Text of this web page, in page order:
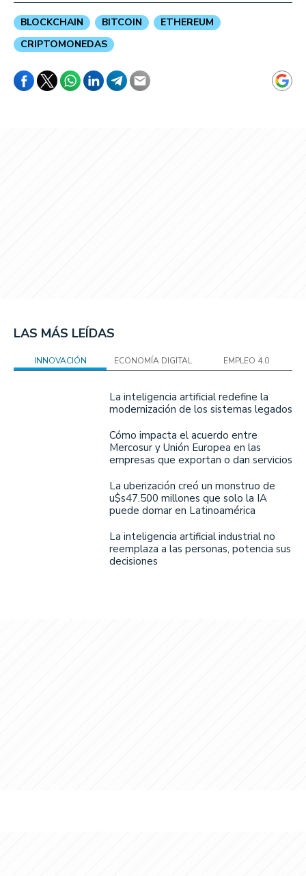
BLOCKCHAIN BITCOIN
ETHEREUM
CRIPTOMONEDAS
LAS MÁS LEÍDAS
INNOVACIÓN ECONOMÍA DIGITAL EMPLEO 4.0
La inteligencia artificial redefine la
modernización de los sistemas legados
Cómo impacta el acuerdo entre
Mercosur y Unión Europea en las
empresas que exportan o dan servicios
La uberización creó un monstruo de
u$s47.500 millones que solo la IA
puede domar en Latinoamérica
La inteligencia artificial industrial no
reemplaza a las personas, potencia sus
decisiones